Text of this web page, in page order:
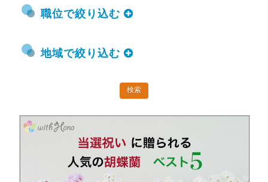
職位で絞り込む
地域で絞り込む